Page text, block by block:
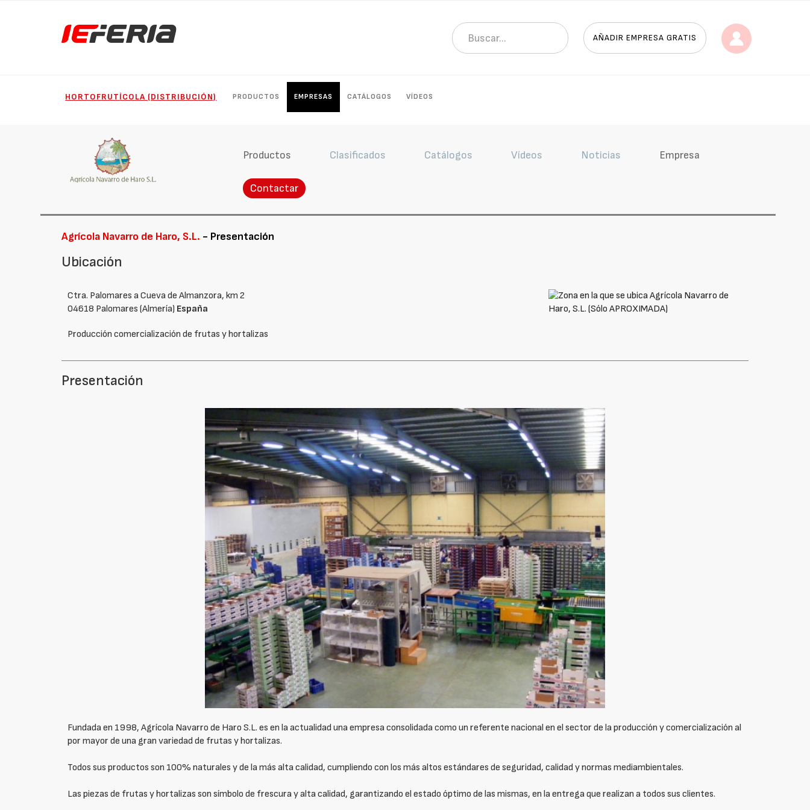
AÑADIR EMPRESA GRATIS
HORTOFRUTÍCOLA (DISTRIBUCIÓN) PRODUCTOS EMPRESAS CATÁLOGOS VÍDEOS
Productos Clasificados Catálogos Vídeos Noticias Empresa
Contactar
Agrícola Navarro de Haro, S.L. - Presentación
Ubicación
Ctra. Palomares a Cueva de Almanzora, km 2
04618 Palomares (Almería) España
Producción comercialización de frutas y hortalizas
Presentación
Fundada en 1998, Agrícola Navarro de Haro S.L. es en la actualidad una empresa consolidada como un referente nacional en el sector de la producción y comercialización al
por mayor de una gran variedad de frutas y hortalizas.
Todos sus productos son 100% naturales y de la más alta calidad, cumpliendo con los más altos estándares de seguridad, calidad y normas mediambientales.
Las piezas de frutas y hortalizas son símbolo de frescura y alta calidad, garantizando el estado óptimo de las mismas, en la entrega que realizan a todos sus clientes.